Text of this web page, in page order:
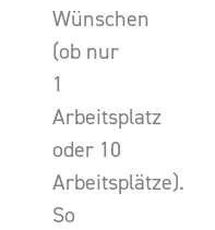
Wünschen
(ob nur
1
Arbeitsplatz
oder 10
Arbeitsplätze).
So